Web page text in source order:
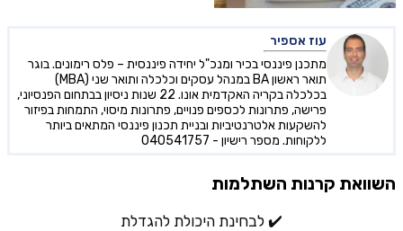
עוז אספיר
מתכנן פיננסי בכיר ומנכ"ל יחידה פיננסית – פלס רימונים. בוגר
תואר ראשון BA במנהל עסקים וכלכלה ותואר שני (MBA)
בכלכלה בקריה האקדמית אונו. 22 שנות ניסיון בבתחום הפנסיוני,
פרישה, פתרונות לכספים פנויים, פתרונות מיסוי, התמחות בפיזור
להשקעות אלטרנטיביות ובניית תכנון פיננסי המתאים ביותר
ללקוחות. מספר רישיון - 040541757
השוואת קרנות השתלמות
✔️ לבחינת היכולת להגדלת